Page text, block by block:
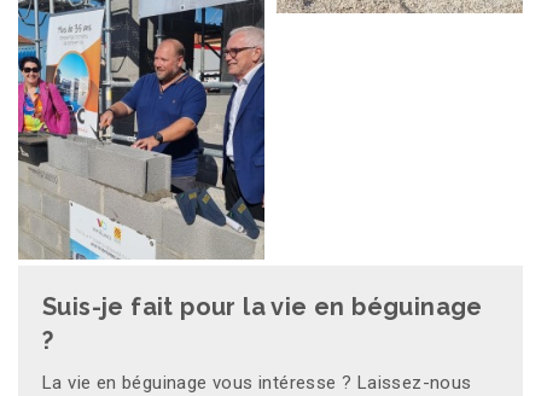
Suis-je fait pour la vie en béguinage
?
La vie en béguinage vous intéresse ? Laissez-nous